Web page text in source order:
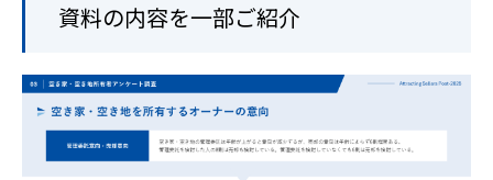
資料の内容を一部ご紹介